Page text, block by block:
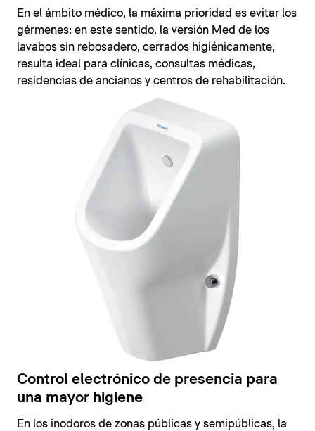
En el ámbito médico, la máxima prioridad es evitar los
gérmenes: en este sentido, la versión Med de los
lavabos sin rebosadero, cerrados higiénicamente,
resulta ideal para clínicas, consultas médicas,
residencias de ancianos y centros de rehabilitación.
Control electrónico de presencia para
una mayor higiene
En los inodoros de zonas públicas y semipúblicas, la